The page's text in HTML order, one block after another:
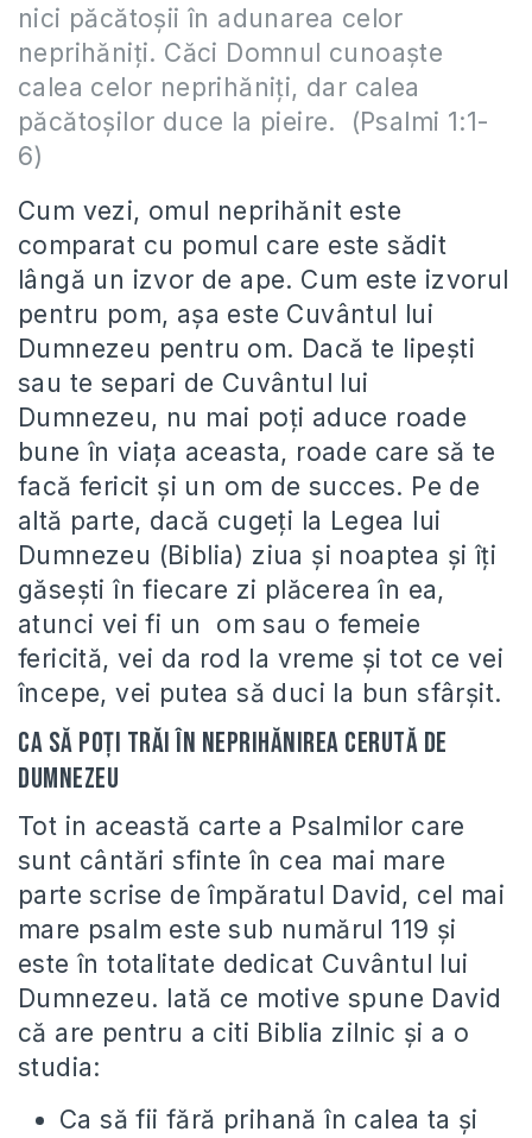
nici păcătoşii în adunarea celor
neprihăniţi. Căci Domnul cunoaşte
calea celor neprihăniţi, dar calea
păcătoşilor duce la pieire. (Psalmi 1:1-
6)
Cum vezi, omul neprihănit este
comparat cu pomul care este sădit
lângă un izvor de ape. Cum este izvorul
pentru pom, așa este Cuvântul lui
Dumnezeu pentru om. Dacă te lipești
sau te separi de Cuvântul lui
Dumnezeu, nu mai poți aduce roade
bune în viața aceasta, roade care să te
facă fericit și un om de succes. Pe de
altă parte, dacă cugeți la Legea lui
Dumnezeu (Biblia) ziua și noaptea și îți
găsești în fiecare zi plăcerea în ea,
atunci vei fi un om sau o femeie
fericită, vei da rod la vreme și tot ce vei
începe, vei putea să duci la bun sfârșit.
Ca să poți trăi în neprihănirea cerută de
Dumnezeu
Tot in această carte a Psalmilor care
sunt cântări sfinte în cea mai mare
parte scrise de împăratul David, cel mai
mare psalm este sub numărul 119 și
este în totalitate dedicat Cuvântul lui
Dumnezeu. Iată ce motive spune David
că are pentru a citi Biblia zilnic și a o
studia:
Ca să fii fără prihană în calea ta și